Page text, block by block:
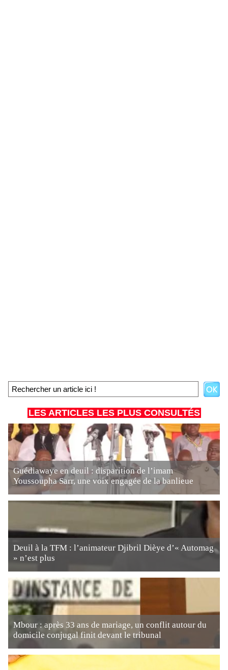
LES ARTICLES LES PLUS CONSULTÉS
Guédiawaye en deuil : disparition de l’imam
Youssoupha Sarr, une voix engagée de la banlieue
Deuil à la TFM : l’animateur Djibril Dièye d’« Automag
» n’est plus
Mbour : après 33 ans de mariage, un conflit autour du
domicile conjugal finit devant le tribunal